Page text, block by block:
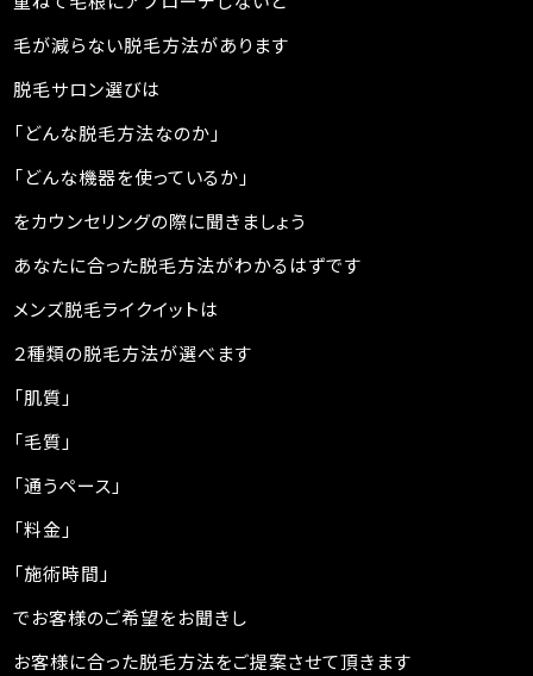
毛が減らない脱毛方法があります
脱毛サロン選びは
「どんな脱毛方法なのか」
「どんな機器を使っているか」
をカウンセリングの際に聞きましょう
あなたに合った脱毛方法がわかるはずです
メンズ脱毛ライクイットは
２種類の脱毛方法が選べます
「肌質」
「毛質」
「通うペース」
「料金」
「施術時間」
でお客様のご希望をお聞きし
お客様に合った脱毛方法をご提案させて頂きます